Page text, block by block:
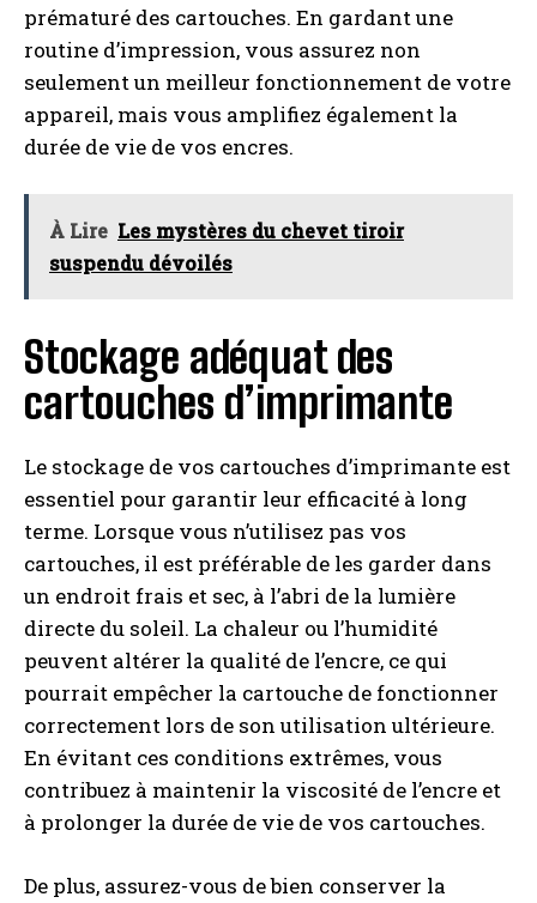
prématuré des cartouches. En gardant une
routine d’impression, vous assurez non
seulement un meilleur fonctionnement de votre
appareil, mais vous amplifiez également la
durée de vie de vos encres.
À Lire Les mystères du chevet tiroir
suspendu dévoilés
Stockage adéquat des
cartouches d’imprimante
Le stockage de vos cartouches d’imprimante est
essentiel pour garantir leur efficacité à long
terme. Lorsque vous n’utilisez pas vos
cartouches, il est préférable de les garder dans
un endroit frais et sec, à l’abri de la lumière
directe du soleil. La chaleur ou l’humidité
peuvent altérer la qualité de l’encre, ce qui
pourrait empêcher la cartouche de fonctionner
correctement lors de son utilisation ultérieure.
En évitant ces conditions extrêmes, vous
contribuez à maintenir la viscosité de l’encre et
à prolonger la durée de vie de vos cartouches.
De plus, assurez-vous de bien conserver la